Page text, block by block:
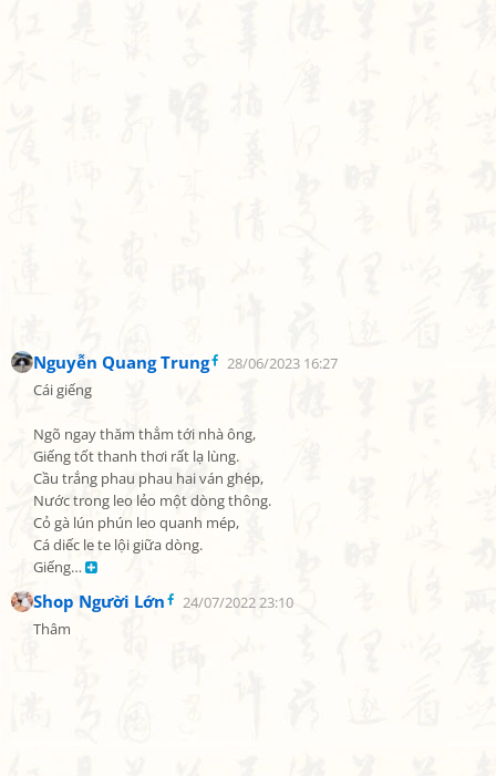
Nguyễn Quang Trung
28/06/2023 16:27
Cái giếng
Ngõ ngay thăm thẳm tới nhà ông,
Giếng tốt thanh thơi rất lạ lùng.
Cầu trắng phau phau hai ván ghép,
Nước trong leo lẻo một dòng thông.
Cỏ gà lún phún leo quanh mép,
Cá diếc le te lội giữa dòng.
Giếng…
Shop Người Lớn
24/07/2022 23:10
Thâm